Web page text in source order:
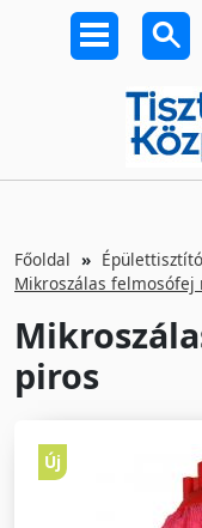
Főoldal
Mikroszálas felmosófej
piros
Új